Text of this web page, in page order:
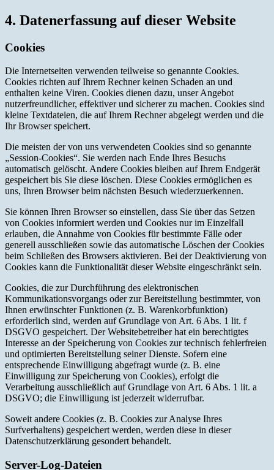
4. Datenerfassung auf dieser Website
Cookies
Die Internetseiten verwenden teilweise so genannte Cookies.
Cookies richten auf Ihrem Rechner keinen Schaden an und
enthalten keine Viren. Cookies dienen dazu, unser Angebot
nutzerfreundlicher, effektiver und sicherer zu machen. Cookies sind
kleine Textdateien, die auf Ihrem Rechner abgelegt werden und die
Ihr Browser speichert.
Die meisten der von uns verwendeten Cookies sind so genannte
„Session-Cookies“. Sie werden nach Ende Ihres Besuchs
automatisch gelöscht. Andere Cookies bleiben auf Ihrem Endgerät
gespeichert bis Sie diese löschen. Diese Cookies ermöglichen es
uns, Ihren Browser beim nächsten Besuch wiederzuerkennen.
Sie können Ihren Browser so einstellen, dass Sie über das Setzen
von Cookies informiert werden und Cookies nur im Einzelfall
erlauben, die Annahme von Cookies für bestimmte Fälle oder
generell ausschließen sowie das automatische Löschen der Cookies
beim Schließen des Browsers aktivieren. Bei der Deaktivierung von
Cookies kann die Funktionalität dieser Website eingeschränkt sein.
Cookies, die zur Durchführung des elektronischen
Kommunikationsvorgangs oder zur Bereitstellung bestimmter, von
Ihnen erwünschter Funktionen (z. B. Warenkorbfunktion)
erforderlich sind, werden auf Grundlage von Art. 6 Abs. 1 lit. f
DSGVO gespeichert. Der Websitebetreiber hat ein berechtigtes
Interesse an der Speicherung von Cookies zur technisch fehlerfreien
und optimierten Bereitstellung seiner Dienste. Sofern eine
entsprechende Einwilligung abgefragt wurde (z. B. eine
Einwilligung zur Speicherung von Cookies), erfolgt die
Verarbeitung ausschließlich auf Grundlage von Art. 6 Abs. 1 lit. a
DSGVO; die Einwilligung ist jederzeit widerrufbar.
Soweit andere Cookies (z. B. Cookies zur Analyse Ihres
Surfverhaltens) gespeichert werden, werden diese in dieser
Datenschutzerklärung gesondert behandelt.
Server-Log-Dateien